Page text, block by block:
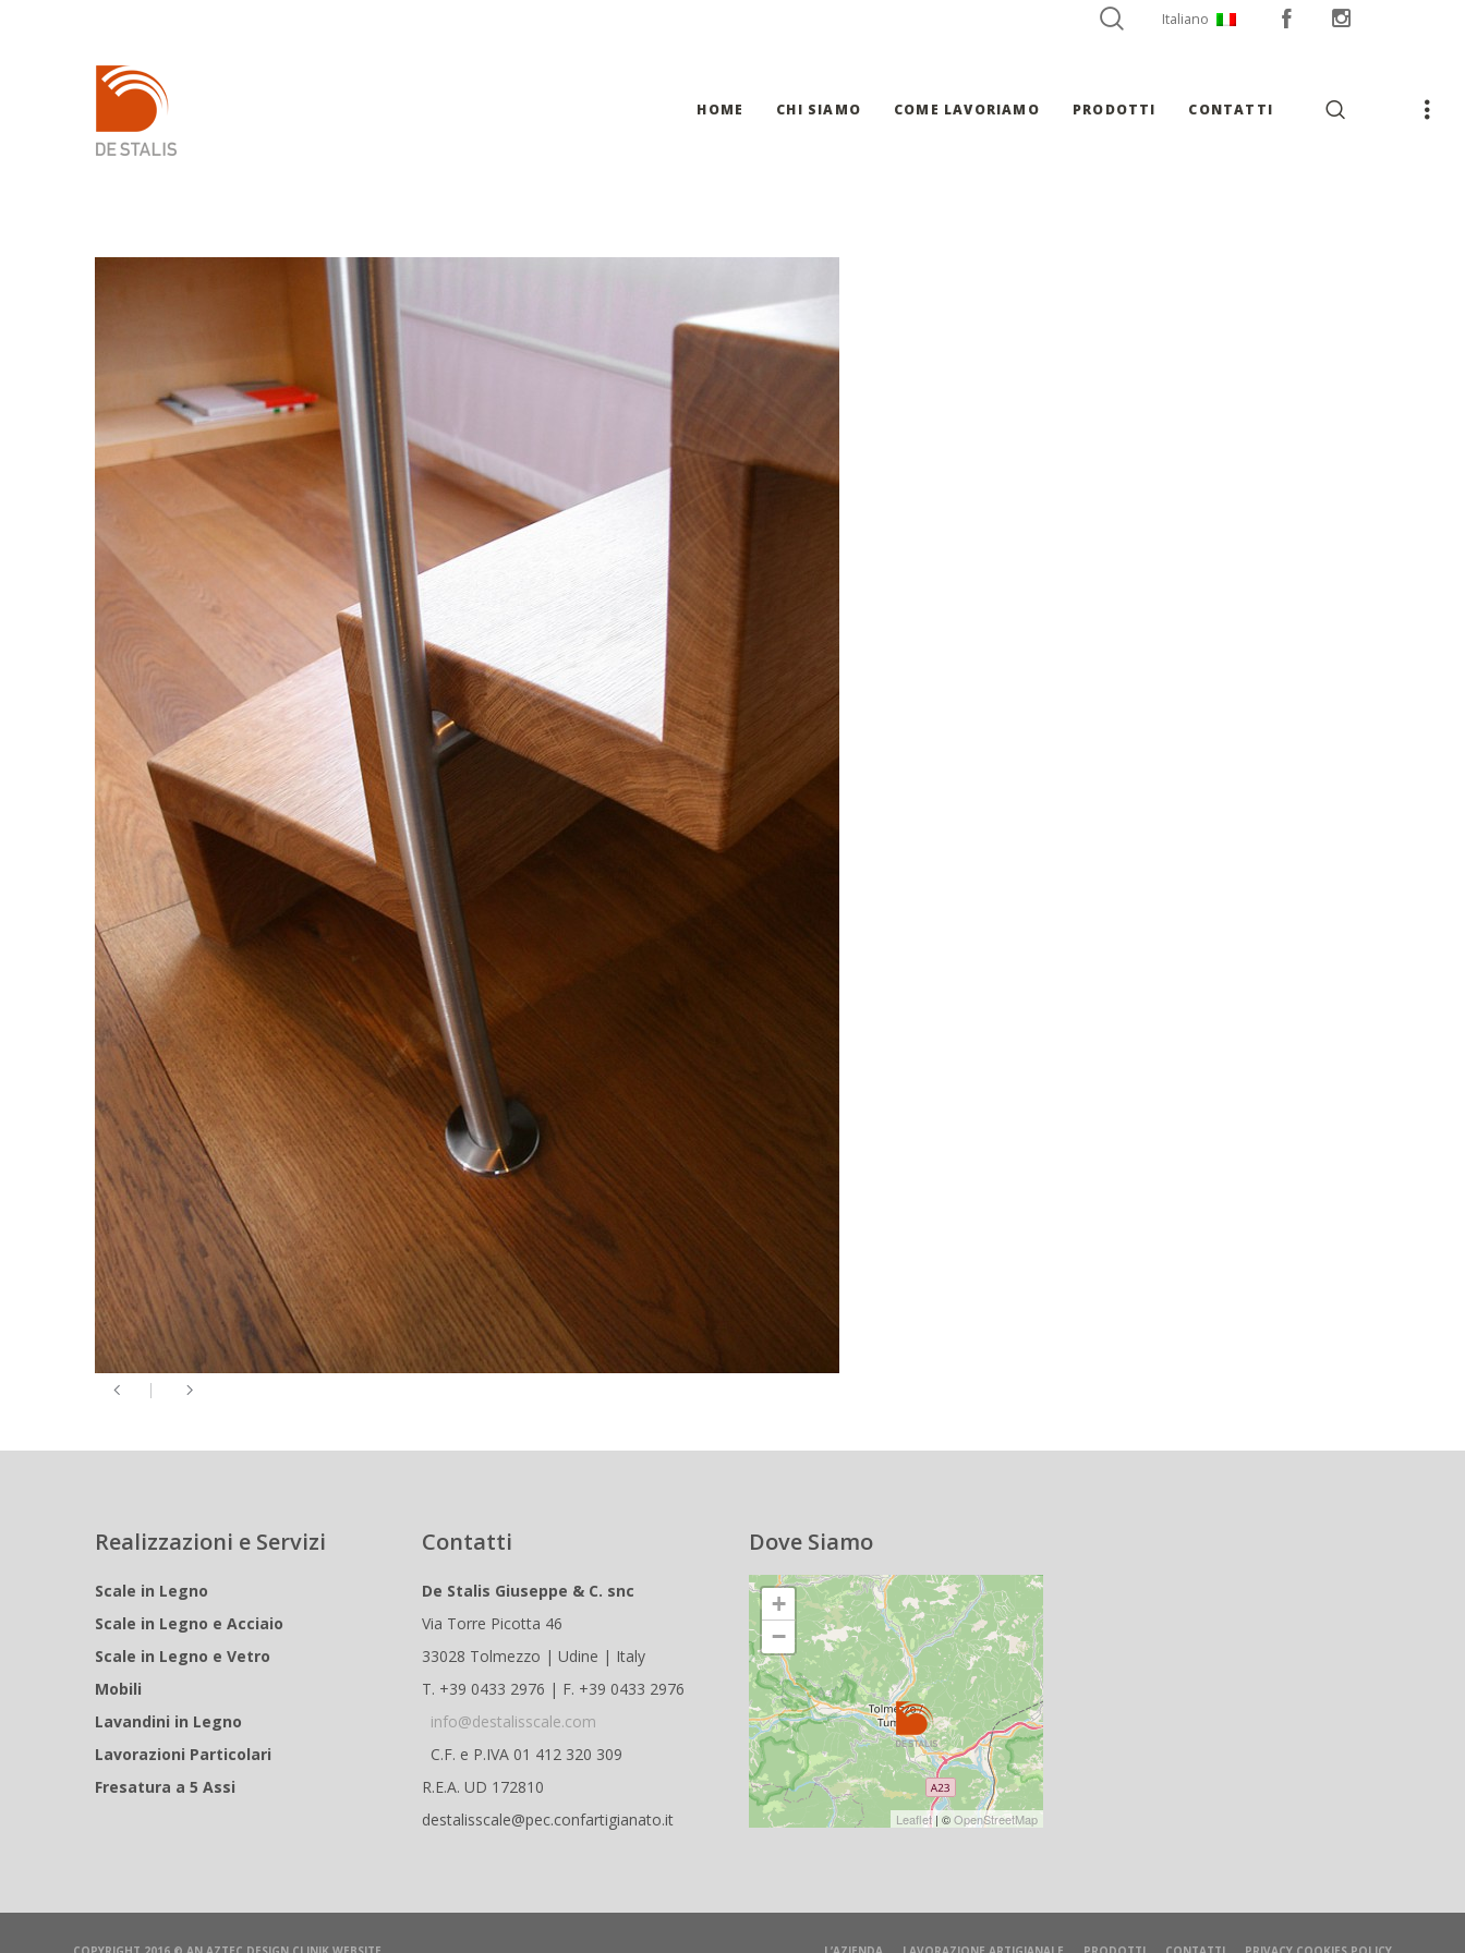
Italiano
HOME CHI SIAMO COME LAVORIAMO PRODOTTI CONTATTI
Realizzazioni e Servizi
Scale in Legno
Scale in Legno e Acciaio
Scale in Legno e Vetro
Mobili
Lavandini in Legno
Lavorazioni Particolari
Fresatura a 5 Assi
Contatti
De Stalis Giuseppe & C. snc
Via Torre Picotta 46
33028 Tolmezzo | Udine | Italy
T. +39 0433 2976 | F. +39 0433 2976
info@destalisscale.com
C.F. e P.IVA 01 412 320 309
R.E.A. UD 172810
destalisscale@pec.confartigianato.it
Dove Siamo
+
−
Leaflet| ©OpenStreetMap